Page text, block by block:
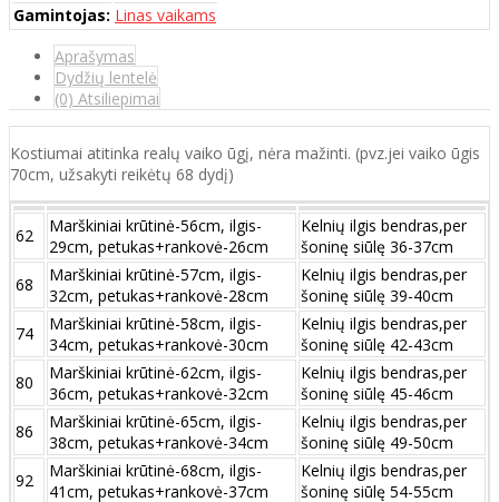
Gamintojas: Linas vaikams
Aprašymas
Dydžių lentelė
(0) Atsiliepimai
Kostiumai atitinka realų vaiko ūgį, nėra mažinti. (pvz.jei vaiko ūgis
70cm, užsakyti reikėtų 68 dydį)
62
Marškiniai krūtinė-56cm, ilgis-
29cm, petukas+rankovė-26cm
Kelnių ilgis bendras,per
šoninę siūlę 36-37cm
68
Marškiniai krūtinė-57cm, ilgis-
32cm, petukas+rankovė-28cm
Kelnių ilgis bendras,per
šoninę siūlę 39-40cm
74
Marškiniai krūtinė-58cm, ilgis-
34cm, petukas+rankovė-30cm
Kelnių ilgis bendras,per
šoninę siūlę 42-43cm
80
Marškiniai krūtinė-62cm, ilgis-
36cm, petukas+rankovė-32cm
Kelnių ilgis bendras,per
šoninę siūlę 45-46cm
86
Marškiniai krūtinė-65cm, ilgis-
38cm, petukas+rankovė-34cm
Kelnių ilgis bendras,per
šoninę siūlę 49-50cm
92
Marškiniai krūtinė-68cm, ilgis-
41cm, petukas+rankovė-37cm
Kelnių ilgis bendras,per
šoninę siūlę 54-55cm